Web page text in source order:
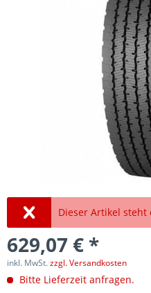
Dieser Artikel
629,07 € *
inkl. MwSt.zzgl. Versandkosten
Bitte Lieferzeit anfragen.